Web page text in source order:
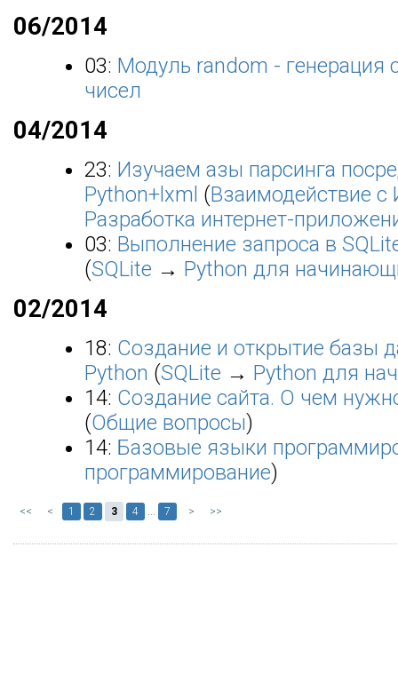
06/2014
03: Модуль random - генерация
чисел
04/2014
23: Изучаем азы парсинга
Python+lxml (Взаимодействие с
Разработка интернет-
03: Выполнение запроса в
(SQLite → Python для
02/2014
18: Создание и открытие базы
Python (SQLite → Python для
14: Создание сайта. О чем
(Общие вопросы)
14: Базовые языки
программирование)
<< < 1 2 3 4 ... 7 > >>